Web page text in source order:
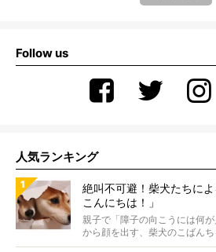
Follow us
人気ランキング
絶叫不可避！柴犬たちによ
こんにちは！」
親子で「障子の向こうには何
から顔を出す、柴犬のこばんち
親子...